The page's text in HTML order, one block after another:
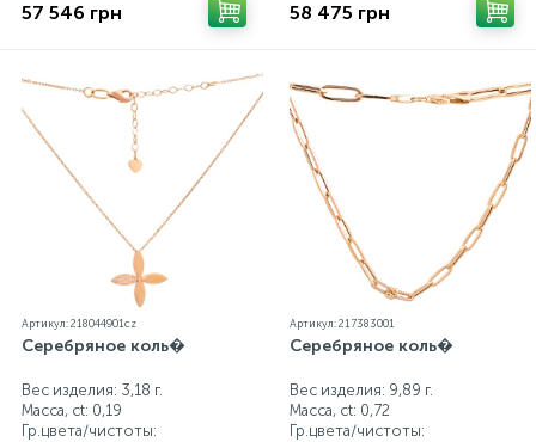
57 546 грн 58 475 грн
Артикул: 218044901cz
Серебряное коль�
Вес изделия: 3,18 г.
Масса, ct: 0,19
Гр.цвета/чистоты:
Артикул: 217383001
Серебряное коль�
Вес изделия: 9,89 г.
Масса, ct: 0,72
Гр.цвета/чистоты: